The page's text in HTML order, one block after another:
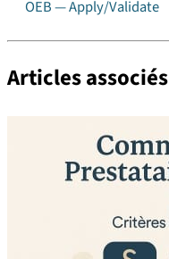
OEB — Apply/Validate
Articles associés